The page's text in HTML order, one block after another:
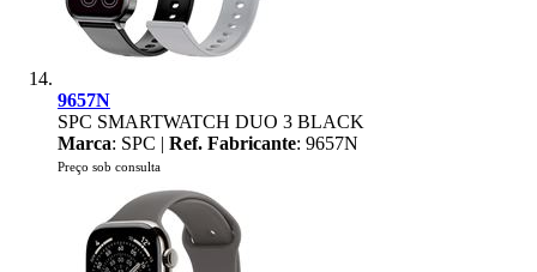
9657N
SPC SMARTWATCH DUO 3 BLACK
Marca: SPC | Ref. Fabricante: 9657N
Preço sob consulta